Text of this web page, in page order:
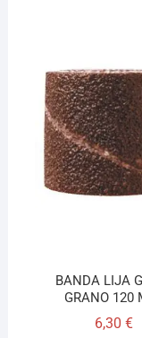
BANDA LIJA
GRANO 120
6,30€